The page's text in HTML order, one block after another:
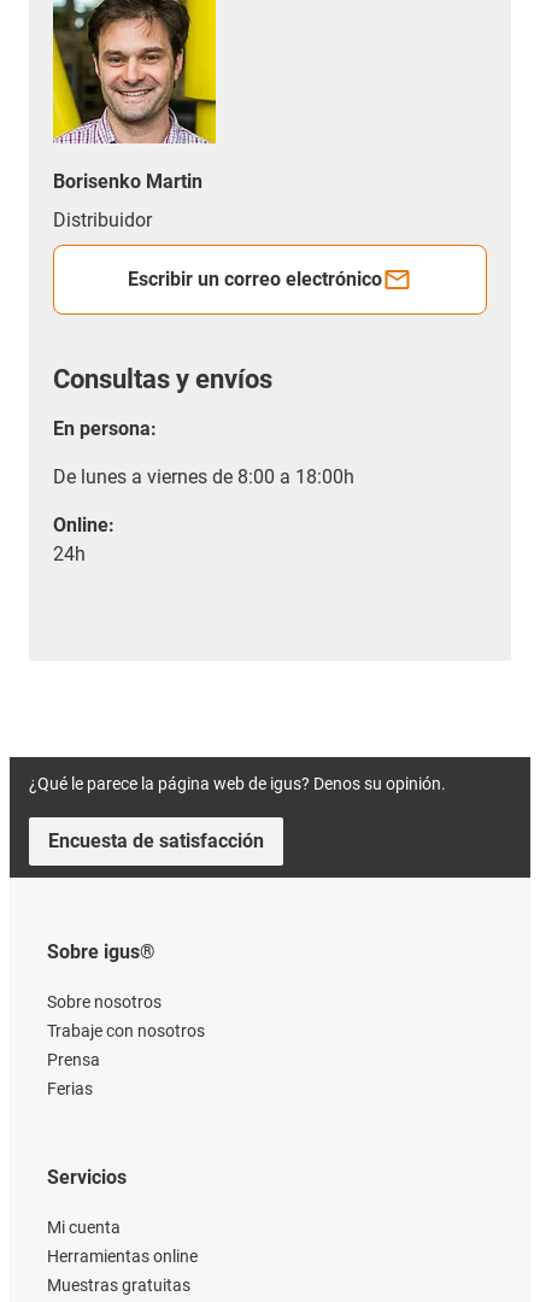
Borisenko Martin
Distribuidor
Escribir un correo electrónico
Consultas y envíos
En persona:
De lunes a viernes de 8:00 a 18:00h
Online:
24h
¿Qué le parece la página web de igus? Denos su opinión.
Encuesta de satisfacción
Sobre igus®
Sobre nosotros
Trabaje con nosotros
Prensa
Ferias
Servicios
Mi cuenta
Herramientas online
Muestras gratuitas